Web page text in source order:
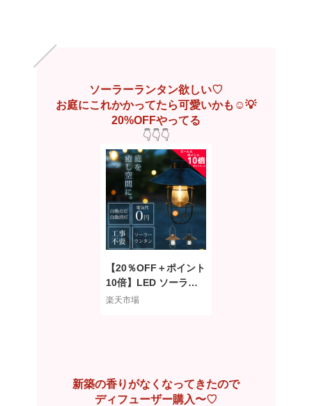
ソーラーランタン欲しい♡
お庭にこれかかってたら可愛いかも☺️💡
20%OFFやってる
👇👇👇
【20％OFF＋ポイント
10倍】LED ソーラー
ランタン ソーラー ラ
ウトドア 自動点灯 充
電 電池不要 ガーデニ
楽天市場
新築の香りがなくなってきたので
ディフューザー購入〜♡